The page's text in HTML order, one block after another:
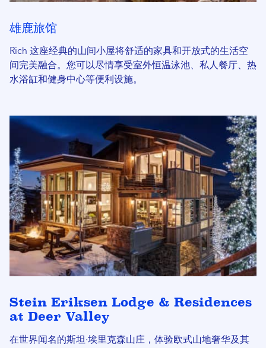
雄鹿旅馆
Rich 这座经典的山间小屋将舒适的家具和开放式的生活空
间完美融合。您可以尽情享受室外恒温泳池、私人餐厅、热
水浴缸和健身中心等便利设施。
Stein Eriksen Lodge & Residences
at Deer Valley
在世界闻名的斯坦·埃里克森山庄，体验欧式山地奢华及其